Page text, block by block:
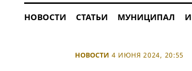
НОВОСТИ СТАТЬИ МУНИЦИПАЛ
НОВОСТИ 4 ИЮНЯ 2024, 20:55